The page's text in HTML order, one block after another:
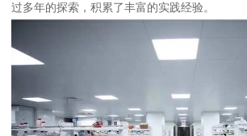
过多年的探索，积累了丰富的实践经验。